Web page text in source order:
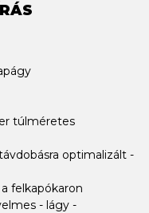
túlméretes
optimalizált -
felkapókaron
- lágy -